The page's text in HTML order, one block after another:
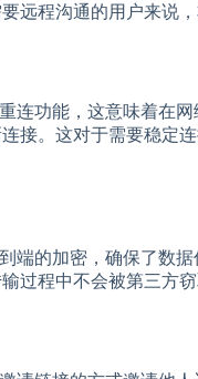
远程沟通的用户来说，
连功能，这意味着在
接。这对于需要稳定
端的加密，确保了数
过程中不会被第三方窃